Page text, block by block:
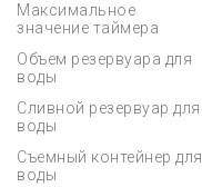
Максимальное
значение таймера
Объем резервуара для
воды
Сливной резервуар для
воды
Съемный контейнер для
воды